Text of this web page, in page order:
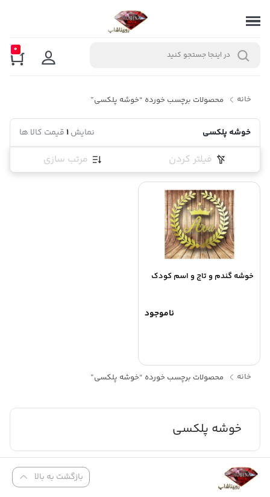
0
خانه محصولات برچسب خورده “خوشه پلکسی”
خوشه پلکسی نمایش1قیمت کالا ها
فیلتر کردن مرتب سازی
خوشه گندم و تاج و اسم کودک
ناموجود
خانه محصولات برچسب خورده “خوشه پلکسی”
خوشه پلکسی
بازگشت به بالا